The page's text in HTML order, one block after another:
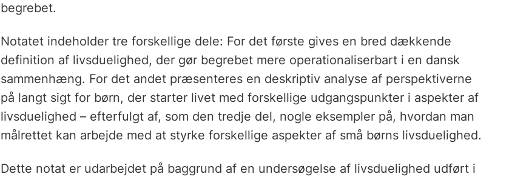
begrebet.
Notatet indeholder tre forskellige dele: For det første gives en bred dækkende
definition af livsduelighed, der gør begrebet mere operationaliserbart i en dansk
sammenhæng. For det andet præsenteres en deskriptiv analyse af perspektiverne
på langt sigt for børn, der starter livet med forskellige udgangspunkter i aspekter af
livsduelighed – efterfulgt af, som den tredje del, nogle eksempler på, hvordan man
målrettet kan arbejde med at styrke forskellige aspekter af små børns livsduelighed.
Dette notat er udarbejdet på baggrund af en undersøgelse af livsduelighed udført i